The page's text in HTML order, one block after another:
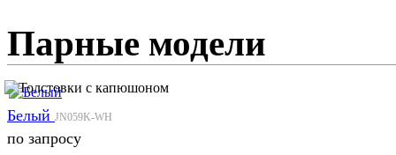
Парные модели
Белый JN059K-WH
по запросу